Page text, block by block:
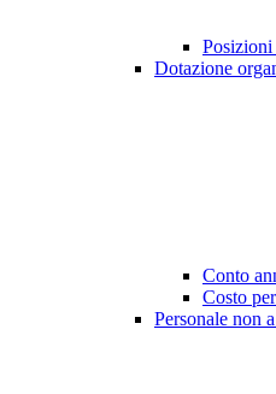
Dotazione
Conto
Costo
Personale non